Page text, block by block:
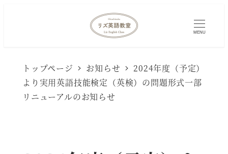
MENU
トップページ お知らせ
2024年度（予定）
より実用英語技能検定（英検）の問題形式一部
リニューアルのお知らせ